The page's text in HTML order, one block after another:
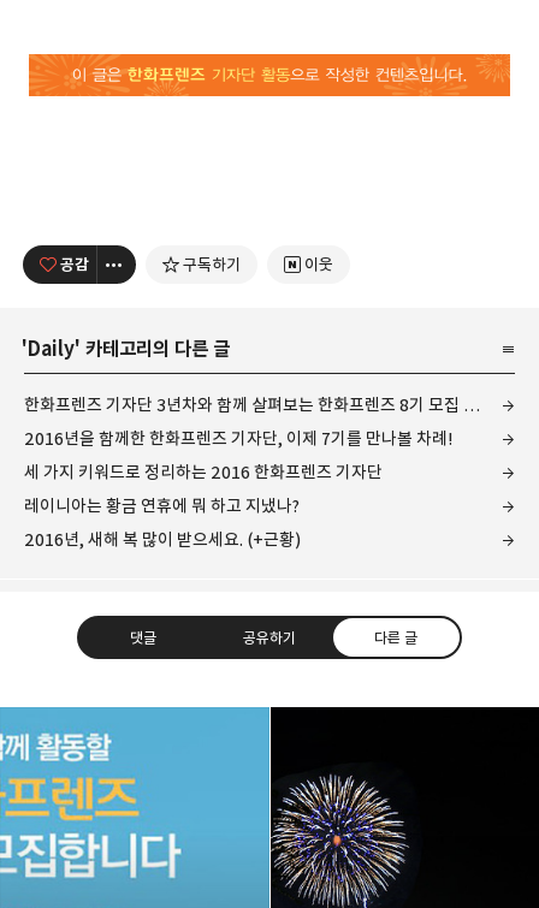
공감 구독하기 이웃
' Daily' 카테고리의 다른 글
한화프렌즈 기자단 3년차와 함께 살펴보는 한화프렌즈 8기 모집 공지
2016년을 함께한 한화프렌즈 기자단, 이제 7기를 만나볼 차례!
세 가지 키워드로 정리하는 2016 한화프렌즈 기자단
레이니아는 황금 연휴에 뭐 하고 지냈나?
2016년, 새해 복 많이 받으세요. (+근황)
댓글 공유하기 다른 글
레이니아
다방면의 깊은 관심과 얕은 이해도를 갖춘 보편적
비주류이자 진화하는 영원한 주변인.
구독하기 라인